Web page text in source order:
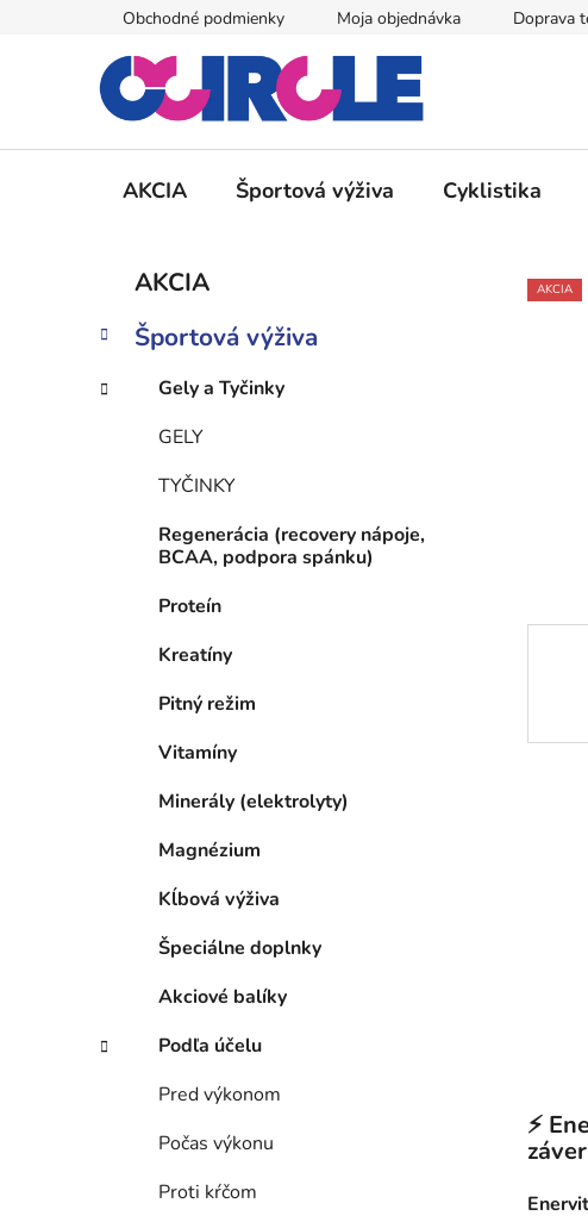
Obchodné podmienky Moja objednávka Doprava
AKCIA Športová výživa Cyklistika
č
ý
Preskočiť
kategórie
e
ó
AKCIA
Športová výživa
Gely a Tyčinky
GELY
TYČINKY
Regenerácia (recovery nápoje,
BCAA, podpora spánku)
Proteín
Kreatíny
Pitný režim
Vitamíny
Minerály (elektrolyty)
Magnézium
Kĺbová výživa
Špeciálne doplnky
Akciové balíky
Podľa účelu
Pred výkonom
Počas výkonu
Proti kŕčom
AKCIA
⚡️